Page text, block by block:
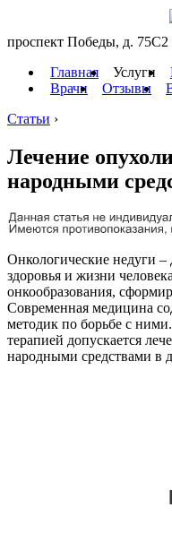
проспект Победы, д. 75C2
Главная
Услуги
Врачи
Отзывы
Статьи ›
Лечение
народными
Онкологические недуги –
здоровья и жизни
онкообразования,
Современная медицина
методик по борьбе с
терапией допускается
народными средствами в